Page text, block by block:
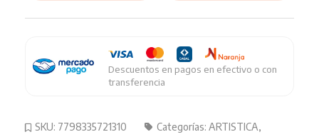
cantidad
SKU: 7798335721310 Categorías: ARTISTICA,
Descuentos en pagos en efectivo o con
transferencia